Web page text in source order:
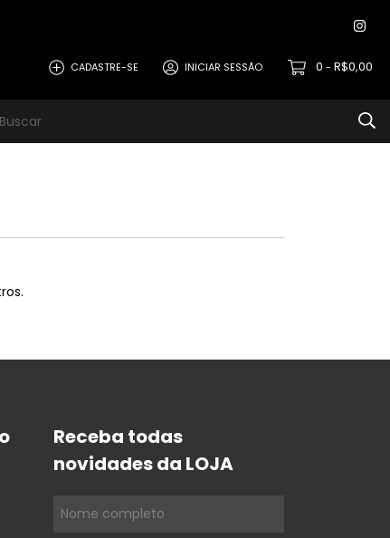
CADASTRE-SE INICIAR SESSÃO 0 - R$0,00
Receba todas
novidades da LOJA